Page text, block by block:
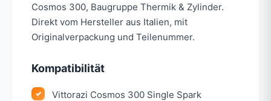
Cosmos 300, Baugruppe Thermik & Zylinder.
Direkt vom Hersteller aus Italien, mit
Originalverpackung und Teilenummer.
Kompatibilität
Vittorazi Cosmos 300 Single Spark